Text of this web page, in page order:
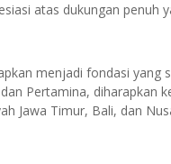
atas dukungan penuh
menjadi fondasi
Pertamina, diharapkan
Jawa Timur, Bali, dan